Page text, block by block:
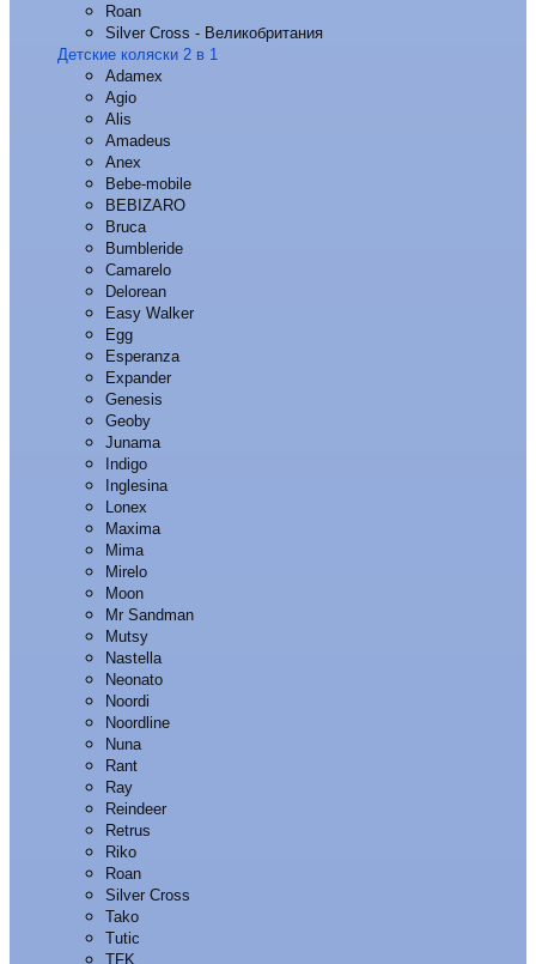
Roan
Silver Cross - Великобритания
Детские коляски 2 в 1
Adamex
Agio
Alis
Amadeus
Anex
Bebe-mobile
BEBIZARO
Bruca
Bumbleride
Camarelo
Delorean
Easy Walker
Egg
Esperanza
Expander
Genesis
Geoby
Junama
Indigo
Inglesina
Lonex
Maxima
Mima
Mirelo
Moon
Mr Sandman
Mutsy
Nastella
Neonato
Noordi
Noordline
Nuna
Rant
Ray
Reindeer
Retrus
Riko
Roan
Silver Cross
Tako
Tutic
TFK